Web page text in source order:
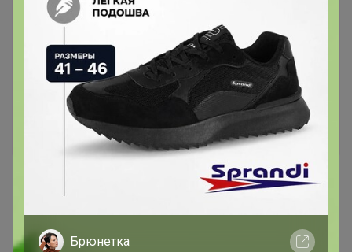
100 %
В архиве
ОБВАЛ ЦЕН!!! Спортивная одежда Red-n-Rock's
и ADDIC! Для всей семьи! Скидки!
Стоп 27 августа 2023 г.
Брюнетка